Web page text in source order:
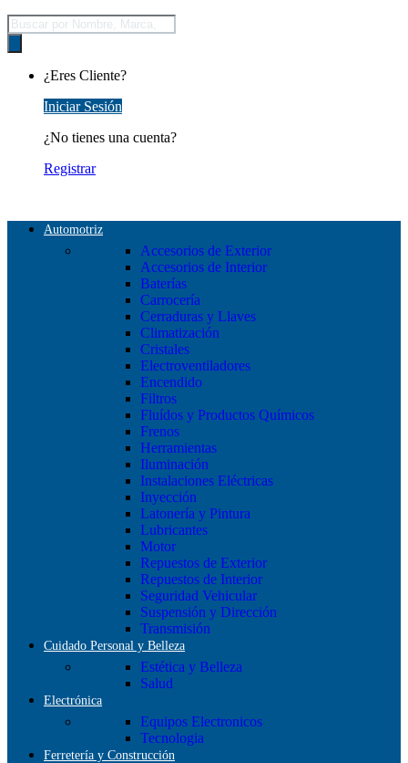
Búsqueda
de
productos
¿Eres Cliente?
Iniciar Sesión
¿No tienes una cuenta?
Registrar
Automotriz
Accesorios de Exterior
Accesorios de Interior
Baterías
Carrocería
Cerraduras y Llaves
Climatización
Cristales
Electroventiladores
Encendido
Filtros
Fluídos y Productos Químicos
Frenos
Herramientas
Iluminación
Instalaciones Eléctricas
Inyección
Latonería y Pintura
Lubricantes
Motor
Repuestos de Exterior
Repuestos de Interior
Seguridad Vehicular
Suspensión y Dirección
Transmisión
Cuidado Personal y Belleza
Estética y Belleza
Salud
Electrónica
Equipos Electronicos
Tecnologia
Ferretería y Construcción